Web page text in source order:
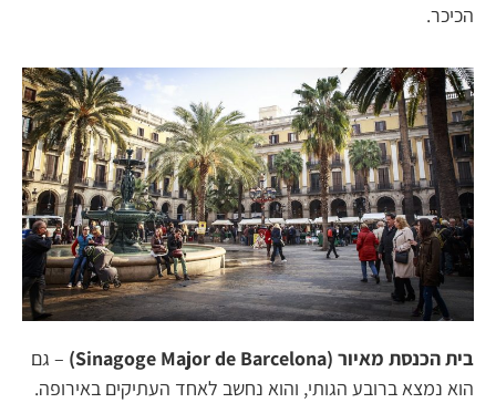
הכיכר.
בית הכנסת מאיור (Sinagoge Major de Barcelona)
– גם
הוא נמצא ברובע הגותי, והוא נחשב לאחד העתיקים באירופה.